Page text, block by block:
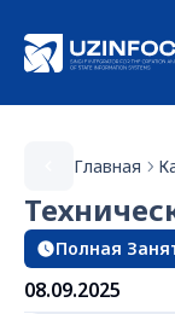
Главная
Полная
08.09.2025